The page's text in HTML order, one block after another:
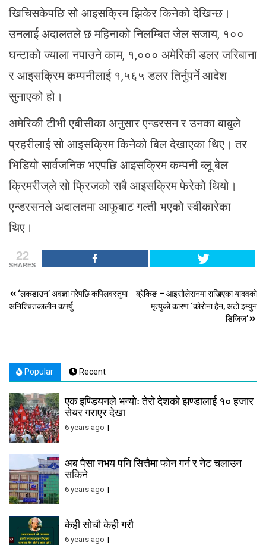
खिचिसकेपछि सो आइसक्रिम झिकेर किनेको देखिन्छ।
उनलाई अदालतले छ महिनाको निलम्बित जेल सजाय, १००
घन्टाको ज्याला नपाउने काम, १,००० अमेरिकी डलर जरिबाना
र आइसक्रिम कम्पनीलाई १,५६५ डलर तिर्नुपर्ने आदेश
सुनाएको हो।
अमेरिकी टीभी एबीसीका अनुसार एन्डरसन र उनका बाबुले
प्रहरीलाई सो आइसक्रिम किनेको बिल देखाएका थिए। तर
भिडियो सार्वजनिक भएपछि आइसक्रिम कम्पनी ब्लू बेल
क्रिमरीज्‌ले सो फ्रिजको सबै आइसक्रिम फेरेको थियो।
एन्डरसनले अदालतमा आफूबाट गल्ती भएको स्वीकारेका
थिए।
22
SHARES
Post
navigation
‘लकडाउन’ अवज्ञा गरेपछि कपिलवस्तुमा
अनिश्चितकालीन कर्फ्यु
ब्रेकिङ – आइसोलेसनमा राखिएका यादवको
मृत्युको कारण ‘कोरोना हैन, अटो इम्युन
डिजिज’
Popular Recent
एक इण्डियनले भन्योः तेरो देशको झण्डालाई १० हजार
सेयर गराएर देखा
6 years ago
अब पैसा नभय पनि सित्तैमा फोन गर्न र नेट चलाउन
सकिने
6 years ago
केही सोचौ केही गरौ
6 years ago